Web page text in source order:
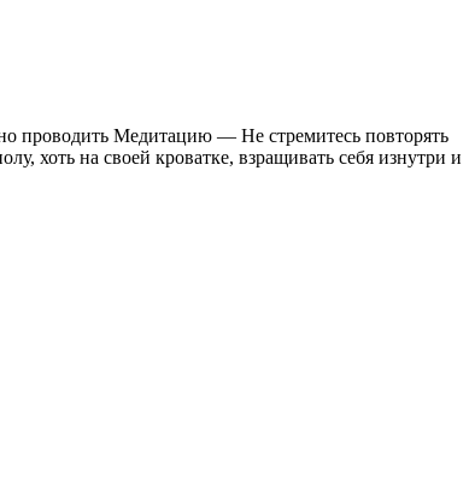
проводить Медитацию — Не стремитесь повторять
хоть на своей кроватке, взращивать себя изнутри и